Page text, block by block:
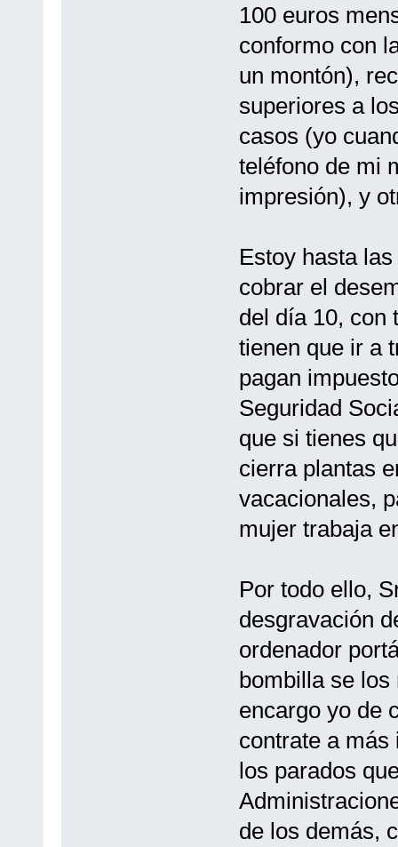
100 euros
conformo con
un montón),
superiores a
casos (yo
teléfono de mi
impresión), y
Estoy hasta
cobrar el
del día 10, con
tienen que ir a
pagan
Seguridad
que si tienes
cierra plantas
vacacionales,
mujer trabaja
Por todo ello,
desgravación
ordenador
bombilla se los
encargo yo de
contrate a más
los parados
de los demás,